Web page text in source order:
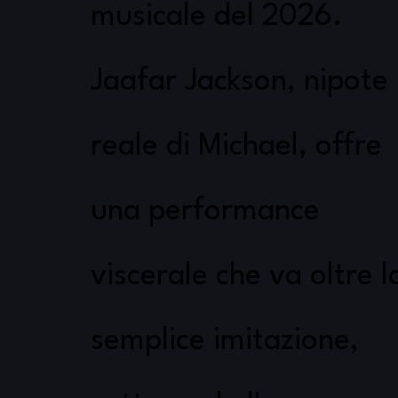
musicale del 2026.
Jaafar Jackson, nipote
reale di Michael, offre
una performance
viscerale che va oltre
semplice imitazione,